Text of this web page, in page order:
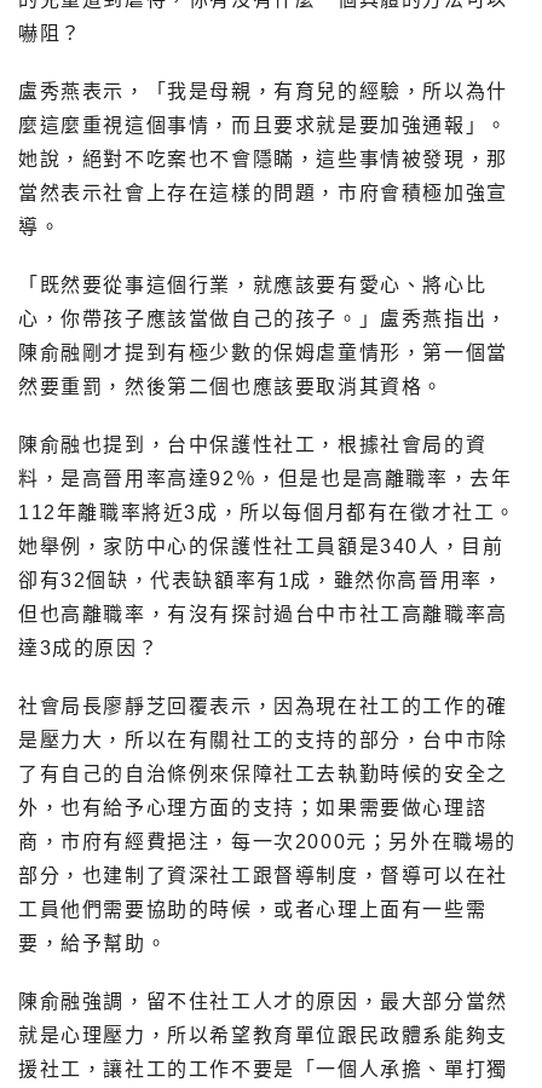
嚇阻？
盧秀燕表示，「我是母親，有育兒的經驗，所以為什
麼這麼重視這個事情，而且要求就是要加強通報」。
她說，絕對不吃案也不會隱瞞，這些事情被發現，那
當然表示社會上存在這樣的問題，市府會積極加強宣
導。
「既然要從事這個行業，就應該要有愛心、將心比
心，你帶孩子應該當做自己的孩子。」盧秀燕指出，
陳俞融剛才提到有極少數的保姆虐童情形，第一個當
然要重罰，然後第二個也應該要取消其資格。
陳俞融也提到，台中保護性社工，根據社會局的資
料，是高晉用率高達92％，但是也是高離職率，去年
112年離職率將近3成，所以每個月都有在徵才社工。
她舉例，家防中心的保護性社工員額是340人，目前
卻有32個缺，代表缺額率有1成，雖然你高晉用率，
但也高離職率，有沒有探討過台中市社工高離職率高
達3成的原因？
社會局長廖靜芝回覆表示，因為現在社工的工作的確
是壓力大，所以在有關社工的支持的部分，台中市除
了有自己的自治條例來保障社工去執勤時候的安全之
外，也有給予心理方面的支持；如果需要做心理諮
商，市府有經費挹注，每一次2000元；另外在職場的
部分，也建制了資深社工跟督導制度，督導可以在社
工員他們需要協助的時候，或者心理上面有一些需
要，給予幫助。
陳俞融強調，留不住社工人才的原因，最大部分當然
就是心理壓力，所以希望教育單位跟民政體系能夠支
援社工，讓社工的工作不要是「一個人承擔、單打獨